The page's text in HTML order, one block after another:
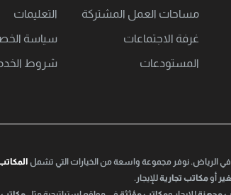
مساحات العمل المشتركة
غرفة الاجتماعات
المستودعات
التعليمات
سياسة
شروط
في الرياض. نوفر مجموعة واسعة من الخيارات التي تشمل
أومكاتب تجاريةللإيجار.